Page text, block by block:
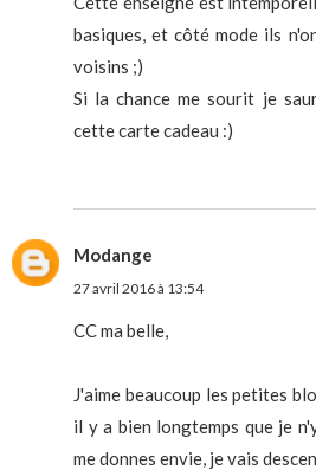
basiques, et côté mode ils
voisins ;)
Si la chance me sourit je
cette carte cadeau :)
Modange
27 avril 2016 à 13:54
CC ma belle,
J'aime beaucoup les petites
il y a bien longtemps que je
me donnes envie, je vais